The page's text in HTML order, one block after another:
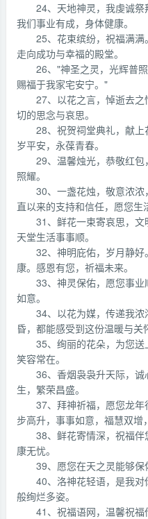
24、天地神灵，我虔诚
我们事业有成，身体健康。
25、花束缤纷，祝福满
走向成功与幸福的殿堂。
26、"神圣之灵，光辉普
赐福于我家宅安宁。"
27、以花之言，悼逝去
切的思念与哀思。
28、祝贺祠堂典礼，献
岁平安，永葆青春。
29、温馨烛光，恭敬红
照耀。
30、一盏花烛，敬意浓
直以来的支持和信任，愿您生
31、鲜花一束寄哀思，文
天堂生活事事顺。
32、神明庇佑，岁月静
康。感恩有您，祈福未来。
33、神灵保佑，愿您事
如意。
34、以花为媒，传递我
昏，都能感受到这份温暖与关
35、绚丽的花朵，为您送
笑容常在。
36、香烟袅袅升天际，
生，繁荣昌盛。
37、拜神祈福，愿您龙
步高升，事事如意，福慧双增
38、鲜花寄情深，祝福
康无忧。
39、愿您在天之灵能够保
40、洛神花轻语，是我
般绚烂多姿。
41、祝福语网，温馨祝福